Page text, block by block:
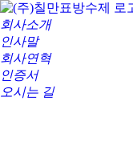
회사소개
인사말
회사연혁
인증서
오시는 길